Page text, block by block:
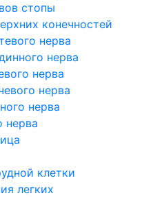
стопы
конечностей
нерва
нерва
нерва
нерва
нерва
нерва
клетки
легких